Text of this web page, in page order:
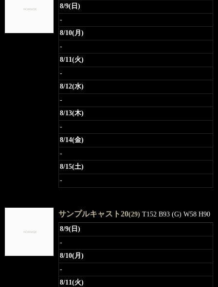
8/9(日)
-
8/10(月)
-
8/11(火)
-
8/12(水)
-
8/13(木)
-
8/14(金)
-
8/15(土)
-
サンプルキャスト20(29) T152 B93 (G) W58 H90
8/9(日)
-
8/10(月)
-
8/11(火)